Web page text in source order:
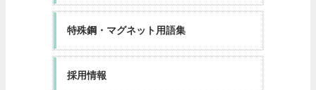
特殊鋼・マグネット用語集
採用情報